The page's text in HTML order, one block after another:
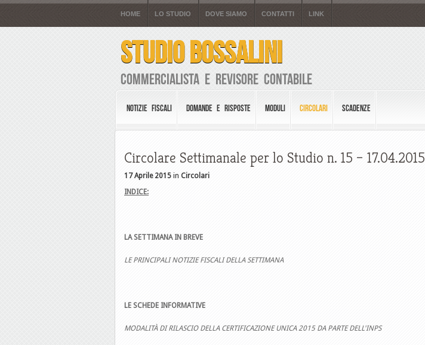
HOME LO STUDIO DOVE SIAMO CONTATTI LINK
STUDIO BOSSALINI
Commercialista e Revisore Contabile
NOTIZIE FISCALI DOMANDE E RISPOSTE MODULI CIRCOLARI SCADENZE
Circolare Settimanale per lo Studio n. 15 – 17.04.2015
17 Aprile 2015 in Circolari
INDICE:
LA SETTIMANA IN BREVE
LE PRINCIPALI NOTIZIE FISCALI DELLA SETTIMANA
LE SCHEDE INFORMATIVE
MODALITÀ DI RILASCIO DELLA CERTIFICAZIONE UNICA 2015 DA PARTE DELL'INPS